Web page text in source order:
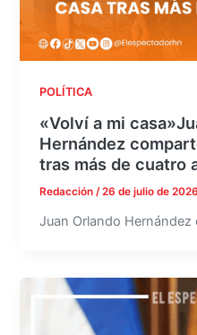
POLÍTICA
«Volví a mi
Hernández
tras más de cuatro
Redacción /26 de julio de 2026
Juan Orlando